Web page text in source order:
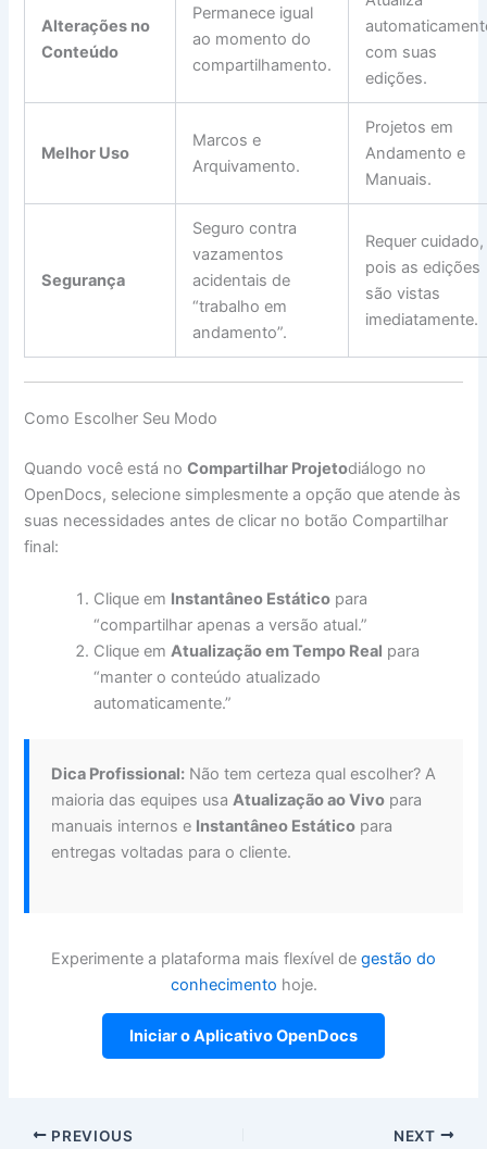
Alterações no
Conteúdo
Permanece igual
ao momento do
compartilhamento.
com suas
edições.
Melhor Uso
Marcos e
Arquivamento.
Projetos em
Andamento e
Manuais.
Segurança
Seguro contra
vazamentos
acidentais de
“trabalho em
andamento”.
Requer cuidado,
pois as edições
são vistas
imediatamente.
Como Escolher Seu Modo
Quando você está noCompartilhar Projetodiálogo no
OpenDocs, selecione simplesmente a opção que atende às
suas necessidades antes de clicar no botão Compartilhar
final:
Clique em Instantâneo Estático para
“compartilhar apenas a versão atual.”
Clique em Atualização em Tempo Real para
“manter o conteúdo atualizado
automaticamente.”
Dica Profissional: Não tem certeza qual escolher? A
maioria das equipes usaAtualização ao Vivo para
manuais internos e Instantâneo Estático para
entregas voltadas para o cliente.
Experimente a plataforma mais flexível de gestão do
conhecimento hoje.
Iniciar o Aplicativo OpenDocs
PREVIOUS NEXT